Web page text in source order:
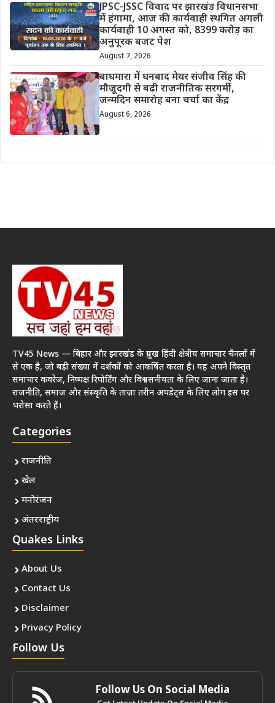
JPSC-JSSC विवाद पर झारखंड विधानसभा
में हंगामा, आज की कार्यवाही स्थगित अगली
कार्यवाही 10 अगस्त को, 8399 करोड़ का
अनुपूरक बजट पेश
August 7, 2026
बाघमारा में धनबाद मेयर संजीव सिंह की
मौजूदगी से बढ़ी राजनीतिक सरगर्मी,
जन्मदिन समारोह बना चर्चा का केंद्र
August 6, 2026
TV45 News — बिहार और झारखंड के प्रमुख हिंदी क्षेत्रीय समाचार चैनलों में
से एक है, जो बड़ी संख्या में दर्शकों को आकर्षित करता है। यह अपने विस्तृत
समाचार कवरेज, निष्पक्ष रिपोर्टिंग और विश्वसनीयता के लिए जाना जाता है।
राजनीति, समाज और संस्कृति के ताज़ा तरीन अपडेट्स के लिए लोग इस पर
भरोसा करते हैं।
Categories
राजनीति
खेल
मनोरंजन
अंतरराष्ट्रीय
Quakes Links
About Us
Contact Us
Disclaimer
Privacy Policy
Follow Us
Follow Us On Social Media